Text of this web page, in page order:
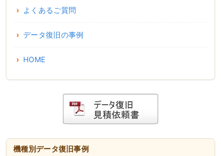
よくあるご質問
データ復旧の事例
HOME
機種別データ復旧事例